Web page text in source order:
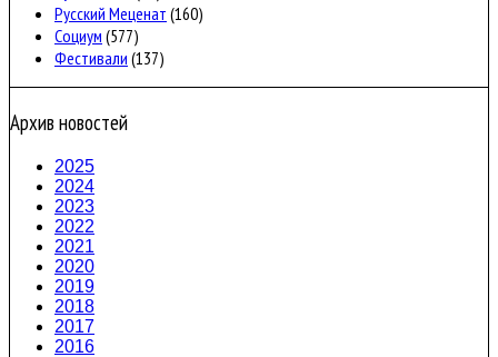
Русский Меценат (160)
Социум (577)
Фестивали (137)
Архив новостей
2025
2024
2023
2022
2021
2020
2019
2018
2017
2016